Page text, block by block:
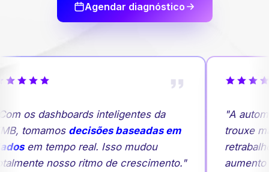
Agendar diagnóstico
os dashboards inteligentes da
tomamos decisões baseadas em
em tempo real. Isso mudou
nosso ritmo de crescimento."
"A
trouxe